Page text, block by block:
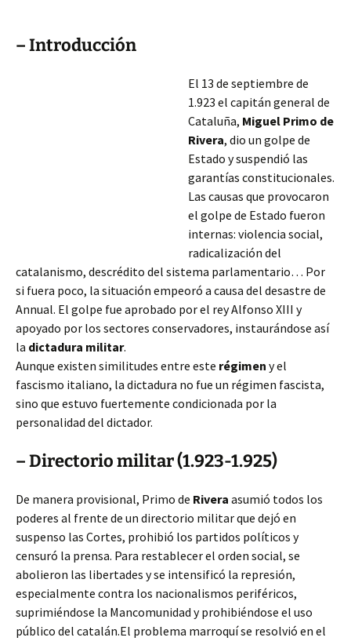
– Introducción
El 13 de septiembre de
1.923 el capitán general de
Cataluña, Miguel Primo de
Rivera, dio un golpe de
Estado y suspendió las
garantías constitucionales.
Las causas que provocaron
el golpe de Estado fueron
internas: violencia social,
radicalización del
catalanismo, descrédito del sistema parlamentario… Por
si fuera poco, la situación empeoró a causa del desastre de
Annual. El golpe fue aprobado por el rey Alfonso XIII y
apoyado por los sectores conservadores, instaurándose así
la dictadura militar.
Aunque existen similitudes entre este régimen y el
fascismo italiano, la dictadura no fue un régimen fascista,
sino que estuvo fuertemente condicionada por la
personalidad del dictador.
– Directorio militar (1.923-1.925)
De manera provisional, Primo de Rivera asumió todos los
poderes al frente de un directorio militar que dejó en
suspenso las Cortes, prohibió los partidos políticos y
censuró la prensa. Para restablecer el orden social, se
abolieron las libertades y se intensificó la represión,
especialmente contra los nacionalismos periféricos,
suprimiéndose la Mancomunidad y prohibiéndose el uso
público del catalán.El problema marroquí se resolvió en el